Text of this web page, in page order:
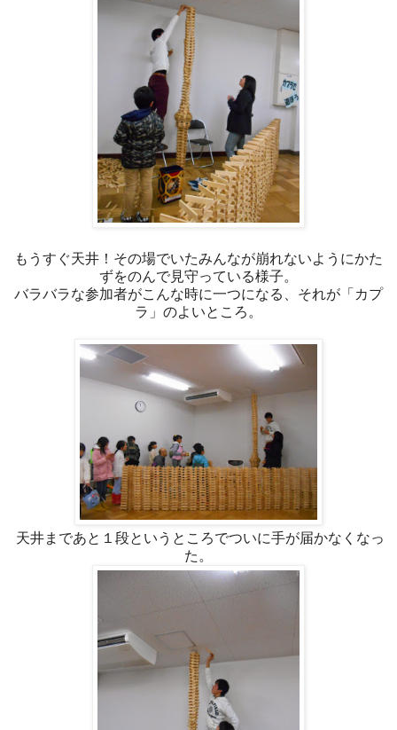
もうすぐ天井！その場でいたみんなが崩れないようにかた
ずをのんで見守っている様子。
バラバラな参加者がこんな時に一つになる、それが「カプ
ラ」のよいところ。
天井まであと１段というところでついに手が届かなくなっ
た。